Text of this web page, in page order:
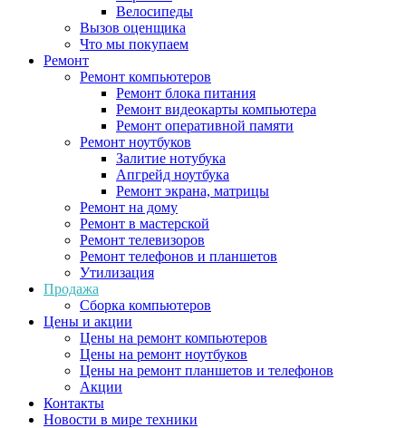
Велосипеды
Вызов оценщика
Что мы покупаем
Ремонт
Ремонт компьютеров
Ремонт блока питания
Ремонт видеокарты компьютера
Ремонт оперативной памяти
Ремонт ноутбуков
Залитие нотубука
Апгрейд ноутбука
Ремонт экрана, матрицы
Ремонт на дому
Ремонт в мастерской
Ремонт телевизоров
Ремонт телефонов и планшетов
Утилизация
Продажа
Сборка компьютеров
Цены и акции
Цены на ремонт компьютеров
Цены на ремонт ноутбуков
Цены на ремонт планшетов и телефонов
Акции
Контакты
Новости в мире техники